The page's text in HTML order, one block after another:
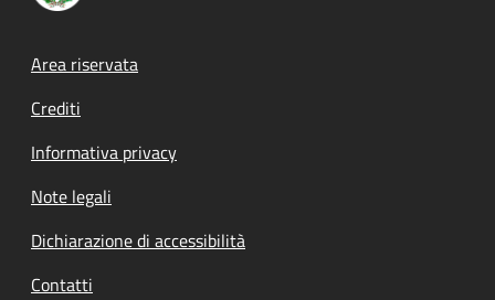
Footer menu
Area riservata
Crediti
Informativa privacy
Note legali
Dichiarazione di accessibilità
Contatti